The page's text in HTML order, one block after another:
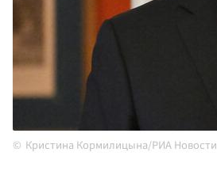
Кристина Кормилицына/РИА Новости